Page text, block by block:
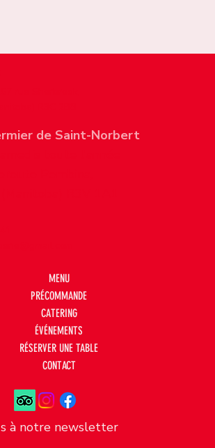
MENU
PRÉCOMMANDE
CATERING
ÉVÉNEMENTS
RÉSERVER UNE TABLE
CONTACT
de Saint-Norbert
à notre newsletter